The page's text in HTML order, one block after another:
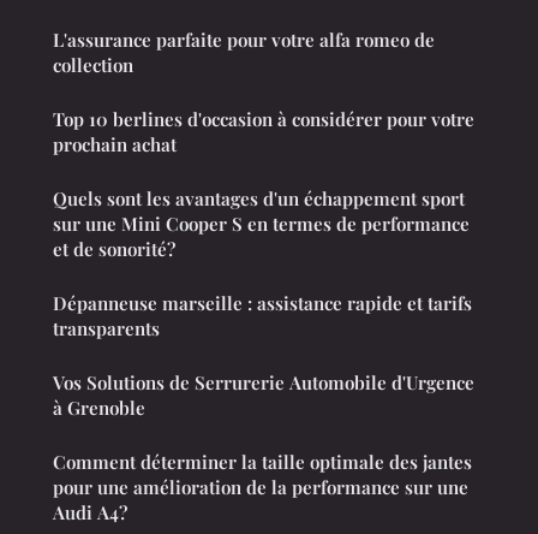
L'assurance parfaite pour votre alfa romeo de
collection
Top 10 berlines d'occasion à considérer pour votre
prochain achat
Quels sont les avantages d'un échappement sport
sur une Mini Cooper S en termes de performance
et de sonorité?
Dépanneuse marseille : assistance rapide et tarifs
transparents
Vos Solutions de Serrurerie Automobile d'Urgence
à Grenoble
Comment déterminer la taille optimale des jantes
pour une amélioration de la performance sur une
Audi A4?